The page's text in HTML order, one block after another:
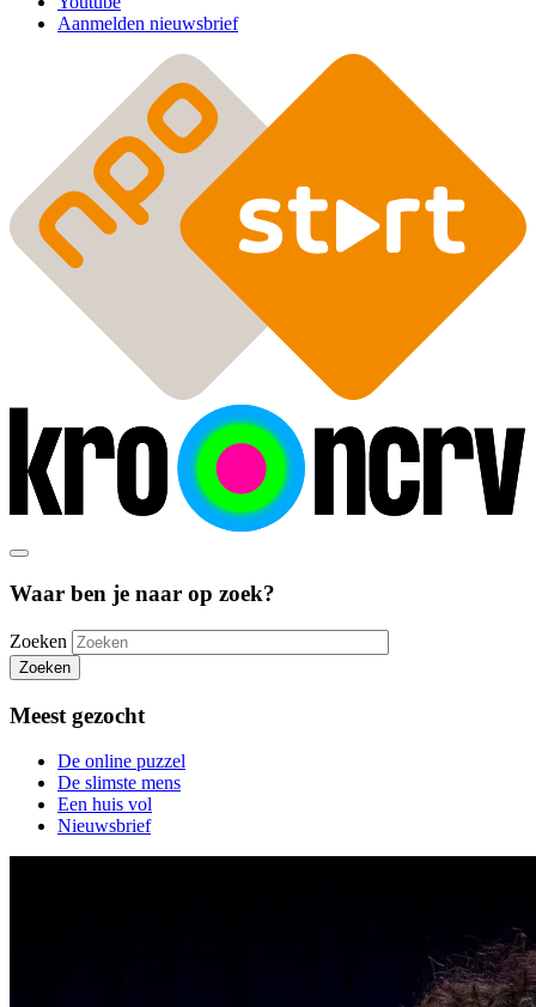
Aanmelden nieuwsbrief
Waar ben je naar op zoek?
Zoeken
Zoeken
Meest gezocht
De online puzzel
De slimste mens
Een huis vol
Nieuwsbrief